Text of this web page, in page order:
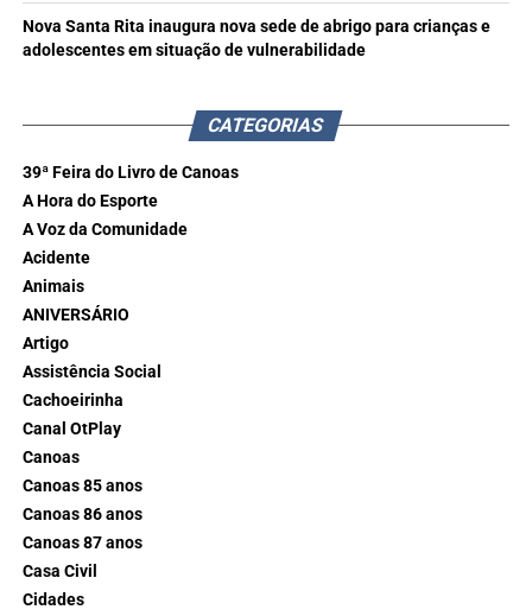
Nova Santa Rita inaugura nova sede de abrigo para crianças e
adolescentes em situação de vulnerabilidade
CATEGORIAS
39ª Feira do Livro de Canoas
A Hora do Esporte
A Voz da Comunidade
Acidente
Animais
ANIVERSÁRIO
Artigo
Assistência Social
Cachoeirinha
Canal OtPlay
Canoas
Canoas 85 anos
Canoas 86 anos
Canoas 87 anos
Casa Civil
Cidades